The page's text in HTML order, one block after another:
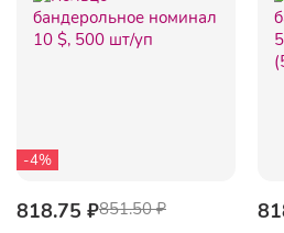
-4%
818.75 ₽851.50 ₽